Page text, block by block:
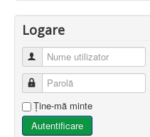
Logare
Nume utilizator
Parolă
Ţine-mă minte
Autentificare